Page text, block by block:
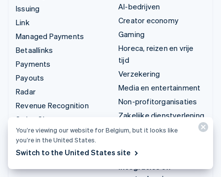
Issuing
Link
Managed Payments
Betaallinks
Payments
Payouts
Radar
Revenue Recognition
Stripe Sigma
Tax
Terminal
AI-bedrijven
Creator economy
Gaming
Horeca, reizen en vrije
tijd
Verzekering
Media en entertainment
Non-profitorganisaties
Zakelijke dienstverlening
Publieke sector
You’re viewing our website for Belgium, but it looks like
you’re in the United States.
Switch to the United States site